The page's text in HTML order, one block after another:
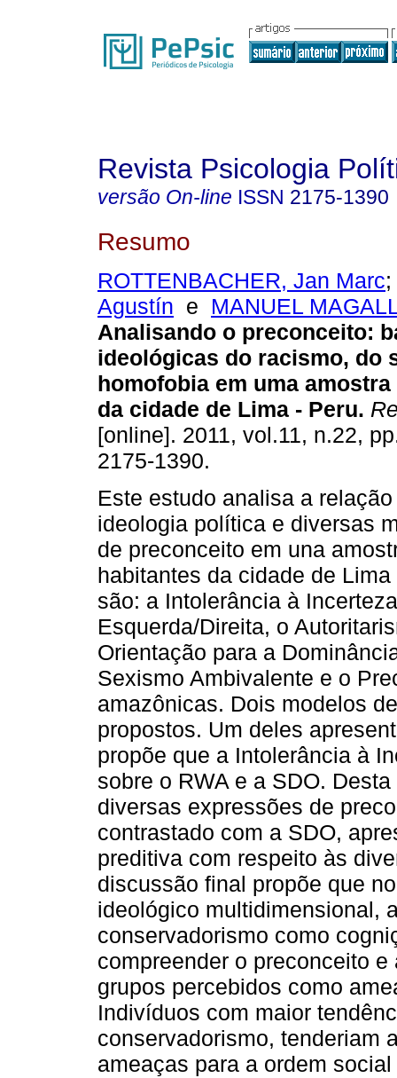
Revista Psicologia
versão On-line ISSN 2175-1390
Resumo
ROTTENBACHER, Jan Marc;
Agustín e MANUEL
Analisando o preconceito:
ideológicas do racismo, do
homofobia em uma
da cidade de Lima - Peru.
[online]. 2011, vol.11, n.22,
2175-1390.
Este estudo analisa a
ideologia política e diversas
de preconceito em una
habitantes da cidade de
são: a Intolerância à
Esquerda/Direita, o
Orientação para a
Sexismo Ambivalente e o
amazônicas. Dois modelos
propostos. Um deles
propõe que a Intolerância à
sobre o RWA e a SDO.
diversas expressões de
contrastado com a SDO,
preditiva com respeito às
discussão final propõe que
ideológico multidimensional,
conservadorismo como
compreender o preconceito
grupos percebidos como
Indivíduos com maior
conservadorismo, tenderiam
ameaças para a ordem